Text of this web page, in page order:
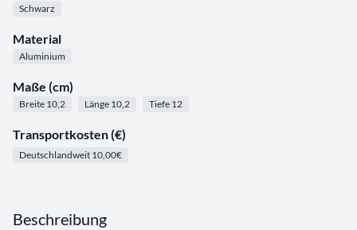
Schwarz
Material
Aluminium
Maße (cm)
Breite 10,2 Länge 10,2 Tiefe 12
Transportkosten (€)
Deutschlandweit 10,00€
Beschreibung